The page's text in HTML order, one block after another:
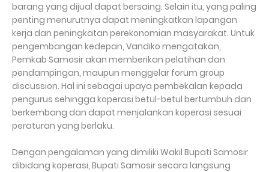
barang yang dijual dapat bersaing. Selain itu, yang paling
penting menurutnya dapat meningkatkan lapangan
kerja dan peningkatan perekonomian masyarakat. Untuk
pengembangan kedepan, Vandiko mengatakan,
Pemkab Samosir akan memberikan pelatihan dan
pendampingan, maupun menggelar forum group
discussion. Hal ini sebagai upaya pembekalan kepada
pengurus sehingga koperasi betul-betul bertumbuh dan
berkembang dan dapat menjalankan koperasi sesuai
peraturan yang berlaku.
Dengan pengalaman yang dimiliki Wakil Bupati Samosir
dibidang koperasi, Bupati Samosir secara langsung